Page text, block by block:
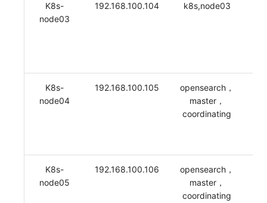
K8s-
node03
192.168.100.104 k8s,node03
K8s-
node04
192.168.100.105
opensearch，
master，
coordinating
K8s-
node05
192.168.100.106
opensearch，
master，
coordinating